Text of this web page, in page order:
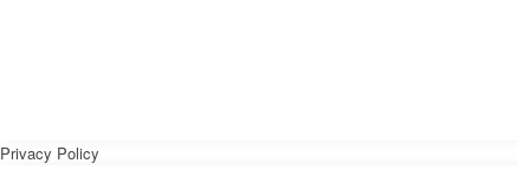
Privacy Policy